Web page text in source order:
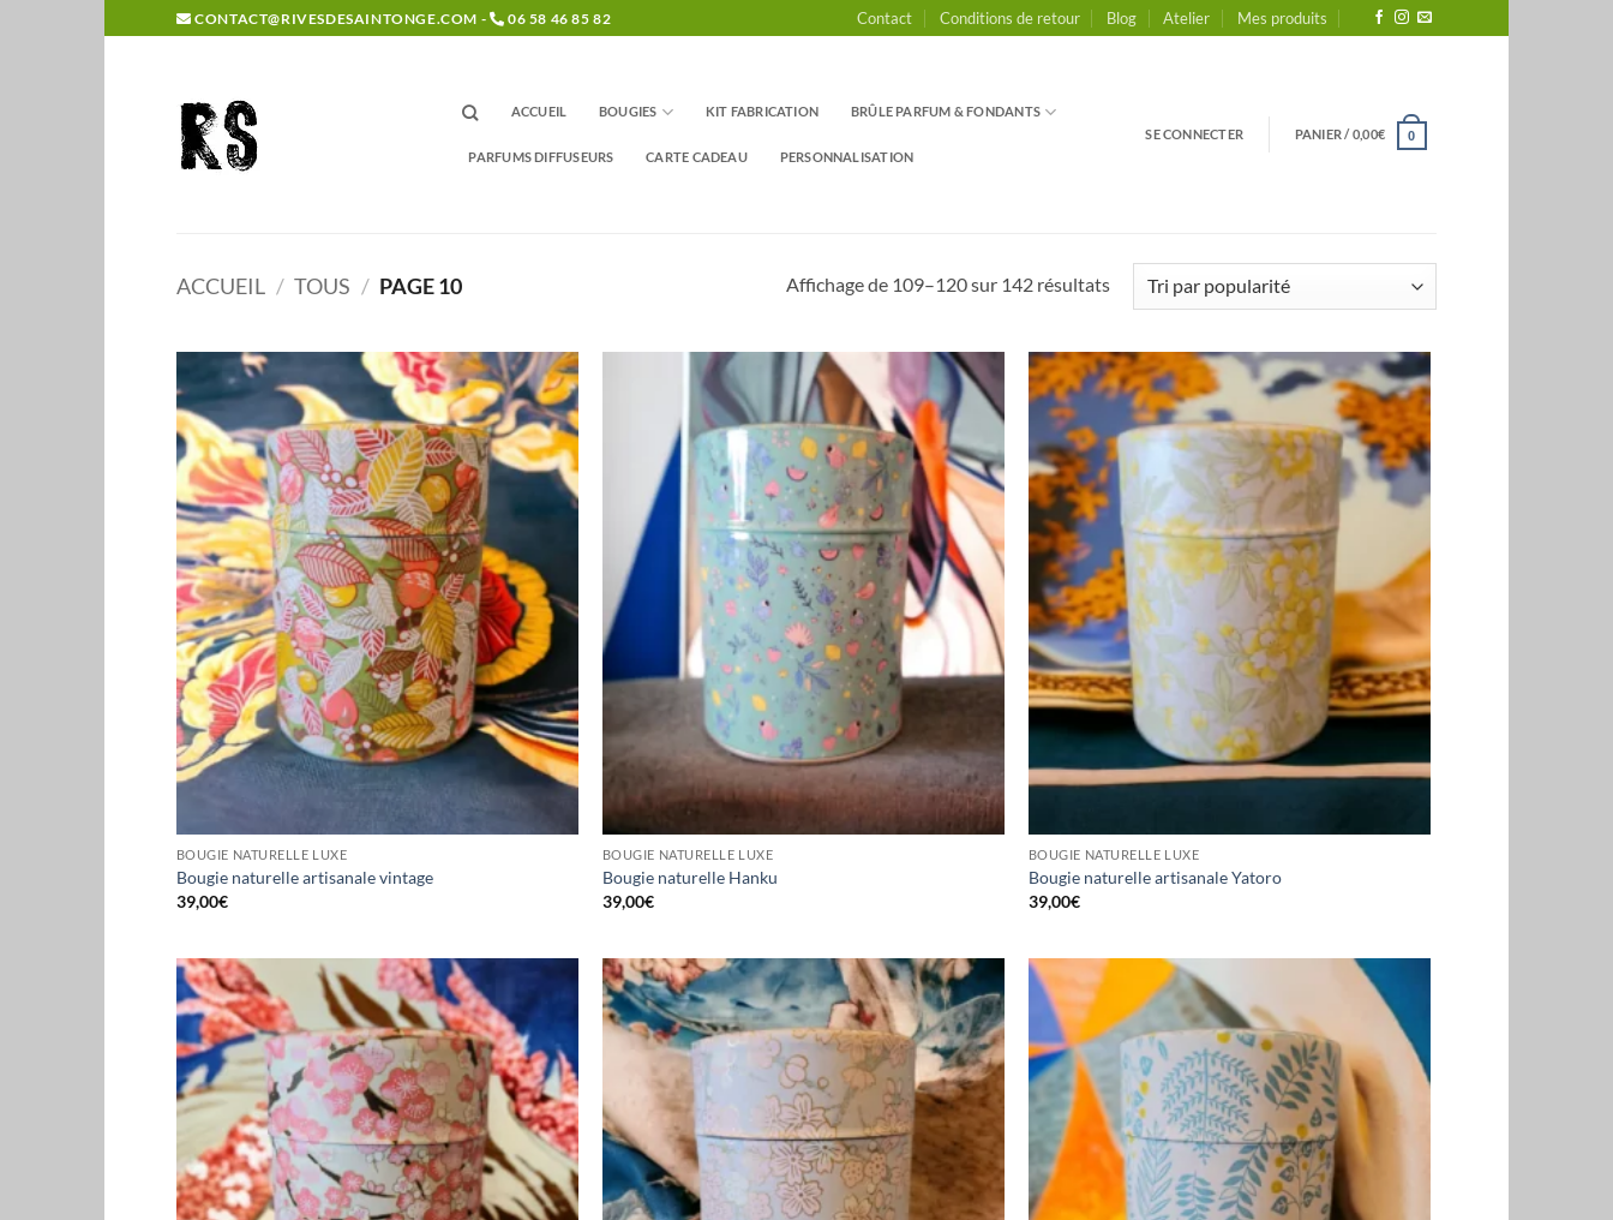
au
CONTACT@RIVESDESAINTONGE.COM - 06 58 46 85 82 Contact Conditions de retour Blog Atelier Mes produits
ACCUEIL BOUGIES KIT FABRICATION BRÛLE PARFUM & FONDANTS
PARFUMS DIFFUSEURS CARTE CADEAU PERSONNALISATION
SE CONNECTER PANIER /0,00€ 0
ACCUEIL / TOUS / PAGE 10 Affichage de 109–120 sur 142 résultatsTrié
par
BOUGIE NATURELLE LUXE
Bougie naturelle artisanale vintage
39,00€
BOUGIE NATURELLE LUXE
Bougie naturelle Hanku
39,00€
BOUGIE NATURELLE LUXE
Bougie naturelle artisanale Yatoro
39,00€